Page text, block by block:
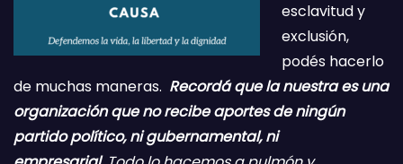
esclavitud y
exclusión,
podés hacerlo
de muchas maneras. Recordá que la nuestra es una
organización que no recibe aportes de ningún
partido político, ni gubernamental, ni